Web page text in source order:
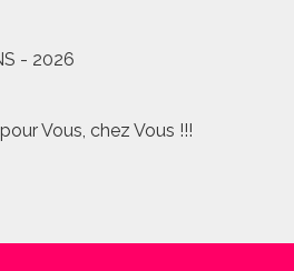
- 2026
Vous, chez Vous !!!